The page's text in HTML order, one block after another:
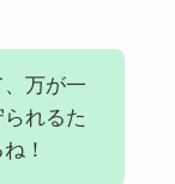
万が一
れるた
！